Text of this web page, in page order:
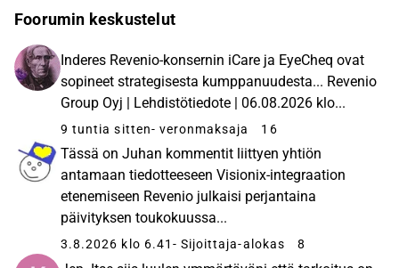
Foorumin keskustelut
Inderes Revenio-konsernin iCare ja EyeCheq ovat
sopineet strategisesta kumppanuudesta... Revenio
Group Oyj | Lehdistötiedote | 06.08.2026 klo...
9 tuntia sitten- veronmaksaja 16
Tässä on Juhan kommentit liittyen yhtiön
antamaan tiedotteeseen Visionix-integraation
etenemiseen Revenio julkaisi perjantaina
päivityksen toukokuussa...
3.8.2026 klo 6.41 - Sijoittaja-alokas 8